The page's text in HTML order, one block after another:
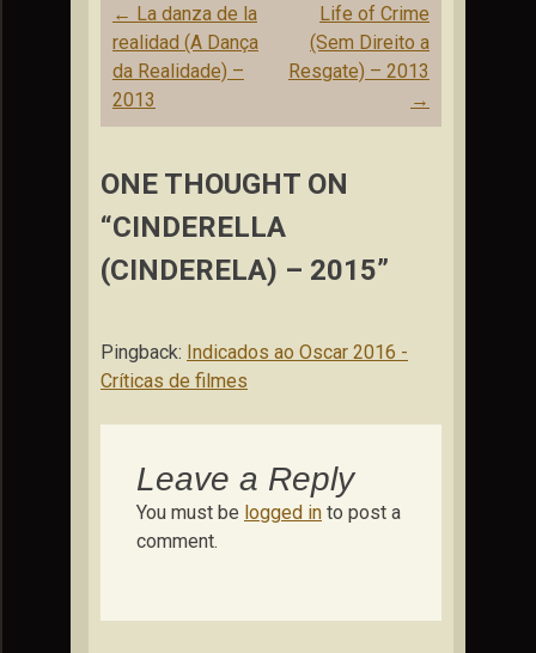
Post
navigation
← La danza de la
realidad (A Dança
da Realidade) –
2013
Life of Crime
(Sem Direito a
Resgate) – 2013
→
ONE THOUGHT ON
“CINDERELLA
(CINDERELA) – 2015”
Pingback: Indicados ao Oscar 2016 -
Críticas de filmes
Leave a Reply
You must be logged in to post a
comment.